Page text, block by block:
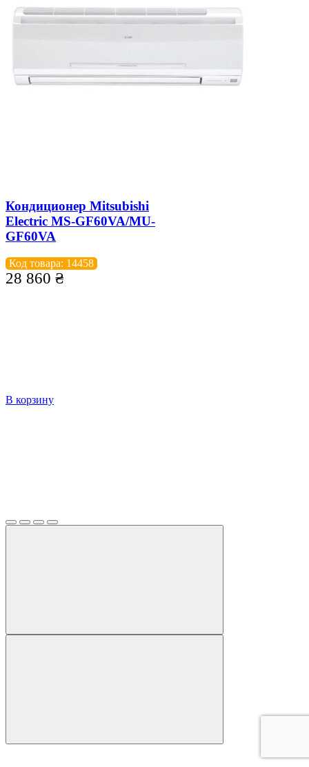
Кондиционер Mitsubishi
Electric MS-GF60VA/MU-
GF60VA
Код товара: 14458
28 860 ₴
В корзину